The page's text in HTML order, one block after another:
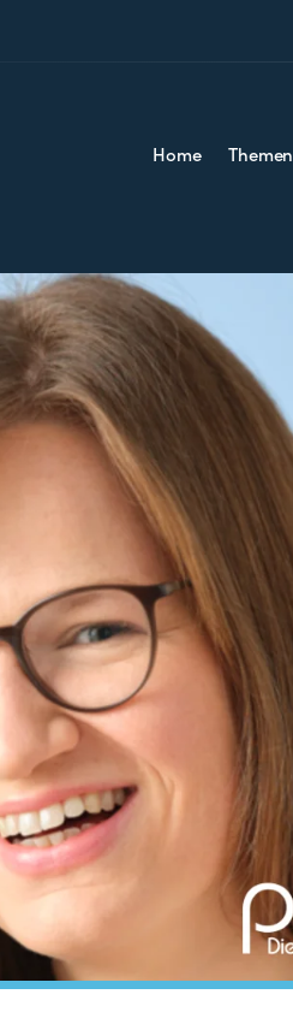
Home Themen